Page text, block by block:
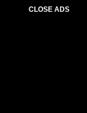
CLOSE ADS